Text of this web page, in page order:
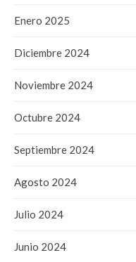
Enero 2025
Diciembre 2024
Noviembre 2024
Octubre 2024
Septiembre 2024
Agosto 2024
Julio 2024
Junio 2024